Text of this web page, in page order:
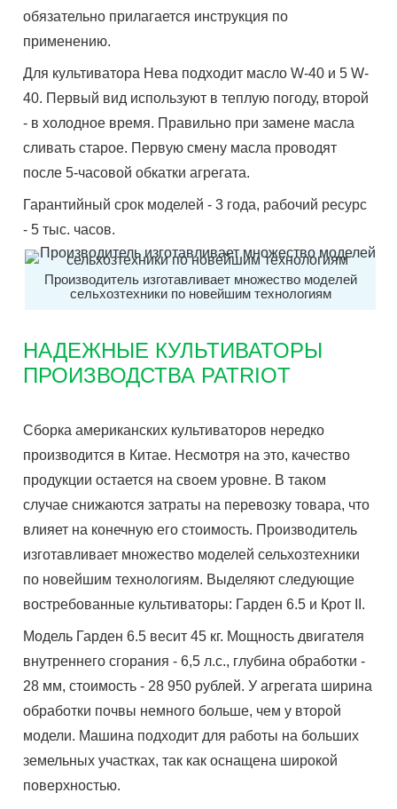
обязательно прилагается инструкция по
применению.
Для культиватора Нева подходит масло W-40 и 5 W-
40. Первый вид используют в теплую погоду, второй
- в холодное время. Правильно при замене масла
сливать старое. Первую смену масла проводят
после 5-часовой обкатки агрегата.
Гарантийный срок моделей - 3 года, рабочий ресурс
- 5 тыс. часов.
Производитель изготавливает множество моделей
сельхозтехники по новейшим технологиям
НАДЕЖНЫЕ КУЛЬТИВАТОРЫ
ПРОИЗВОДСТВА PATRIOT
Сборка американских культиваторов нередко
производится в Китае. Несмотря на это, качество
продукции остается на своем уровне. В таком
случае снижаются затраты на перевозку товара, что
влияет на конечную его стоимость. Производитель
изготавливает множество моделей сельхозтехники
по новейшим технологиям. Выделяют следующие
востребованные культиваторы: Гарден 6.5 и Крот II.
Модель Гарден 6.5 весит 45 кг. Мощность двигателя
внутреннего сгорания - 6,5 л.с., глубина обработки -
28 мм, стоимость - 28 950 рублей. У агрегата ширина
обработки почвы немного больше, чем у второй
модели. Машина подходит для работы на больших
земельных участках, так как оснащена широкой
поверхностью.